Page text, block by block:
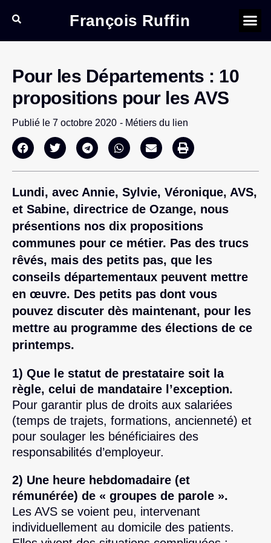
François Ruffin
Pour les Départements : 10
propositions pour les AVS
Publié le 7 octobre 2020 - Métiers du lien
Lundi, avec Annie, Sylvie, Véronique, AVS,
et Sabine, directrice de Ozange, nous
présentions nos dix propositions
communes pour ce métier. Pas des trucs
rêvés, mais des petits pas, que les
conseils départementaux peuvent mettre
en œuvre. Des petits pas dont vous
pouvez discuter dès maintenant, pour les
mettre au programme des élections de ce
printemps.
1) Que le statut de prestataire soit la
règle, celui de mandataire l’exception.
Pour garantir plus de droits aux salariées
(temps de trajets, formations, ancienneté) et
pour soulager les bénéficiaires des
responsabilités d’employeur.
2) Une heure hebdomadaire (et
rémunérée) de « groupes de parole ».
Les AVS se voient peu, intervenant
individuellement au domicile des patients.